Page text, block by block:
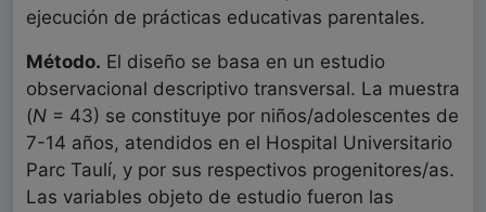
ejecución de prácticas educativas parentales.
Método. El diseño se basa en un estudio
observacional descriptivo transversal. La muestra
(N = 43) se constituye por niños/adolescentes de
7-14 años, atendidos en el Hospital Universitario
Parc Taulí, y por sus respectivos progenitores/as.
Las variables objeto de estudio fueron las